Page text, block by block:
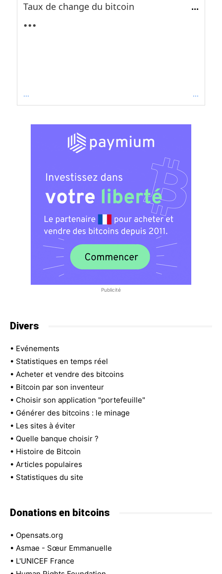
Taux de change du bitcoin ...
...
... ...
Publicité
Divers
• Evénements
• Statistiques en temps réel
• Acheter et vendre des bitcoins
• Bitcoin par son inventeur
• Choisir son application "portefeuille"
• Générer des bitcoins : le minage
• Les sites à éviter
• Quelle banque choisir ?
• Histoire de Bitcoin
• Articles populaires
• Statistiques du site
Donations en bitcoins
• Opensats.org
• Asmae - Sœur Emmanuelle
• L'UNICEF France